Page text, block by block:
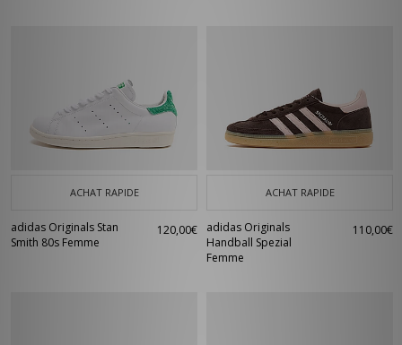
ACHAT RAPIDE
adidas Originals Stan
Smith 80s Femme
120,00€
ACHAT RAPIDE
adidas Originals
Handball Spezial
Femme
110,00€